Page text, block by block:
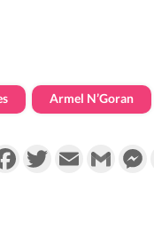
Armel N’Goran
FacebookTwitterEmail Gmail